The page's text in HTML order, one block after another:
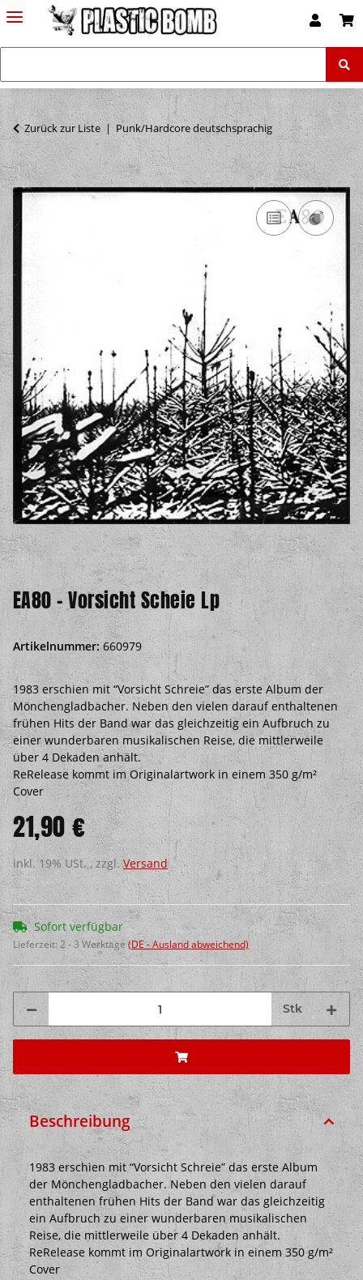
Zurück zur Liste Punk/Hardcore deutschsprachig
EA80 - Vorsicht Scheie Lp
Artikelnummer:660979
1983 erschien mit “Vorsicht Schreie” das erste Album der
Mönchengladbacher. Neben den vielen darauf enthaltenen
frühen Hits der Band war das gleichzeitig ein Aufbruch zu
einer wunderbaren musikalischen Reise, die mittlerweile
über 4 Dekaden anhält.
ReRelease kommt im Originalartwork in einem 350 g/m²
Cover
21,90 €
inkl. 19% USt. , zzgl.Versand
Sofort verfügbar
Lieferzeit: 2 - 3 Werktage (DE - Ausland abweichend)
Stk
Beschreibung
1983 erschien mit “Vorsicht Schreie” das erste Album
der Mönchengladbacher. Neben den vielen darauf
enthaltenen frühen Hits der Band war das gleichzeitig
ein Aufbruch zu einer wunderbaren musikalischen
Reise, die mittlerweile über 4 Dekaden anhält.
ReRelease kommt im Originalartwork in einem 350 g/m²
Cover